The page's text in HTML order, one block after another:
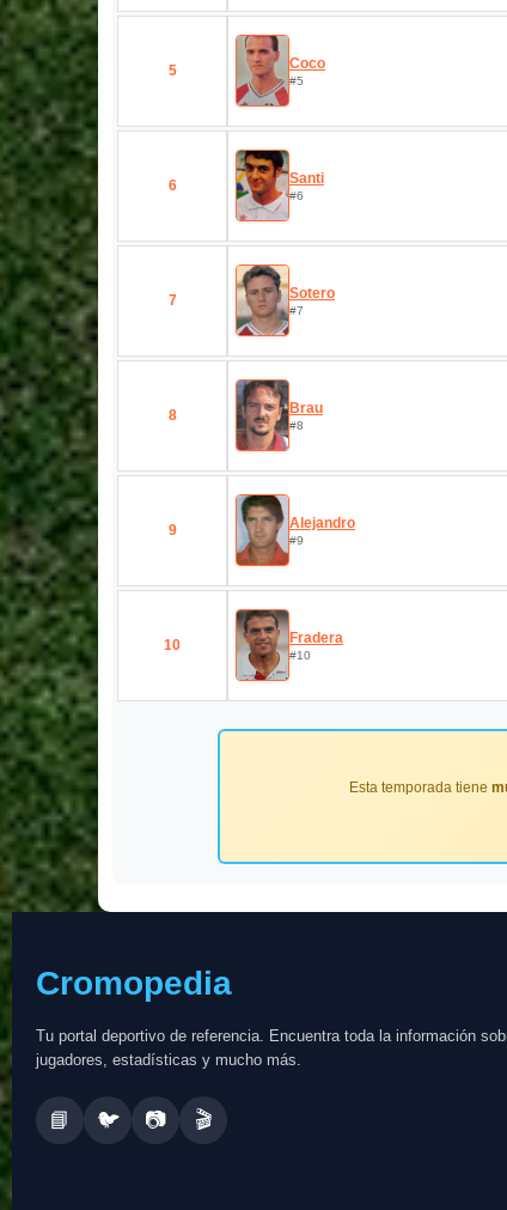
5 Coco
#5
6 Santi
#6
7 Sotero
#7
8 Brau
#8
9 Alejandro
#9
10 Fradera
#10
Esta temporada tiene
Cromopedia
Tu portal deportivo de referencia. Encuentra toda la información
jugadores, estadísticas y mucho más.
📘 🐦 📷 🎬